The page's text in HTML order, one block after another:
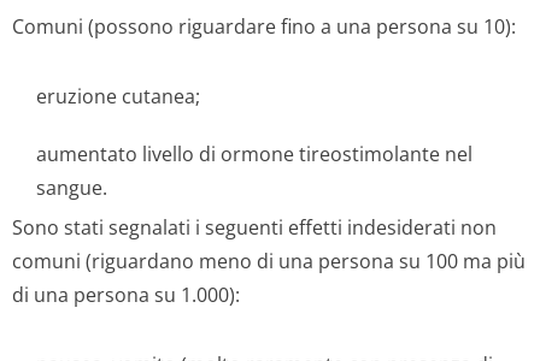
Comuni (possono riguardare fino a una persona su 10):
eruzione cutanea;
aumentato livello di ormone tireostimolante nel
sangue.
Sono stati segnalati i seguenti effetti indesiderati non
comuni (riguardano meno di una persona su 100 ma più
di una persona su 1.000):